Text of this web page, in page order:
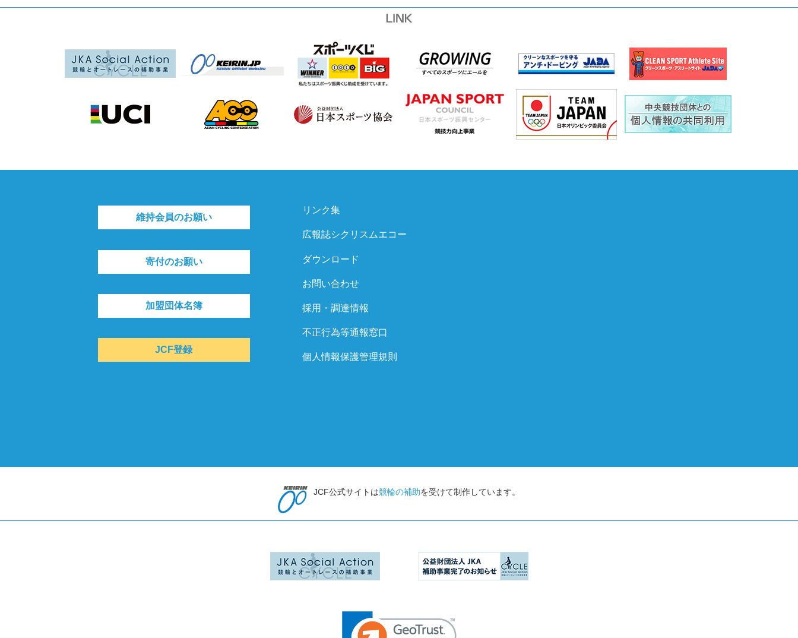
維持会員のお願い
寄付のお願い
加盟団体名簿
JCF登録
リンク集
広報誌シクリスムエコー
ダウンロード
お問い合わせ
採用・調達情報
不正行為等通報窓口
個人情報保護管理規則
JCF公式サイトは競輪の補助を受けて制作しています。